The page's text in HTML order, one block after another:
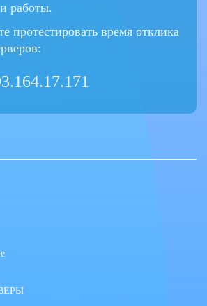
работы.
протестировать время отклика